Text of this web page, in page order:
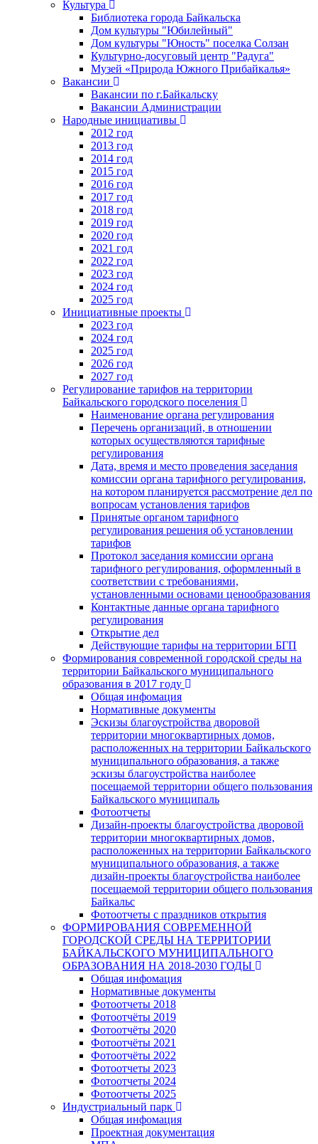
Культура
Библиотека города Байкальска
Дом культуры "Юбилейный"
Дом культуры "Юность" поселка Солзан
Культурно-досуговый центр "Радуга"
Музей «Природа Южного Прибайкалья»
Вакансии
Вакансии по г.Байкальску
Вакансии Администрации
Народные инициативы
2012 год
2013 год
2014 год
2015 год
2016 год
2017 год
2018 год
2019 год
2020 год
2021 год
2022 год
2023 год
2024 год
2025 год
Инициативные проекты
2023 год
2024 год
2025 год
2026 год
2027 год
Регулирование тарифов на территории
Байкальского городского поселения
Наименование органа регулирования
Перечень организаций, в отношении
которых осуществляются тарифные
регулирования
Дата, время и место проведения заседания
комиссии органа тарифного регулирования,
на котором планируется рассмотрение дел по
вопросам установления тарифов
Принятые органом тарифного
регулирования решения об установлении
тарифов
Протокол заседания комиссии органа
тарифного регулирования, оформленный в
соответствии с требованиями,
установленными основами ценообразования
Контактные данные органа тарифного
регулирования
Открытие дел
Действующие тарифы на территории БГП
Формирования современной городской среды на
территории Байкальского муниципального
образования в 2017 году
Общая инфомация
Нормативные документы
Эскизы благоустройства дворовой
территории многоквартирных домов,
расположенных на территории Байкальского
муниципального образования, а также
эскизы благоустройства наиболее
посещаемой территории общего пользования
Байкальского муниципаль
Фотоотчеты
Дизайн-проекты благоустройства дворовой
территории многоквартирных домов,
расположенных на территории Байкальского
муниципального образования, а также
дизайн-проекты благоустройства наиболее
посещаемой территории общего пользования
Байкальс
Фотоотчеты с праздников открытия
ФОРМИРОВАНИЯ СОВРЕМЕННОЙ
ГОРОДСКОЙ СРЕДЫ НА ТЕРРИТОРИИ
БАЙКАЛЬСКОГО МУНИЦИПАЛЬНОГО
ОБРАЗОВАНИЯ НА 2018-2030 ГОДЫ
Общая инфомация
Нормативные документы
Фотоотчеты 2018
Фотоотчёты 2019
Фотоотчёты 2020
Фотоотчёты 2021
Фотоотчёты 2022
Фотоотчеты 2023
Фотоотчеты 2024
Фотоотчеты 2025
Индустриальный парк
Общая инфомация
Проектная документация